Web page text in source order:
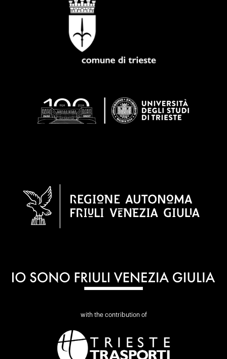
with the contribution of